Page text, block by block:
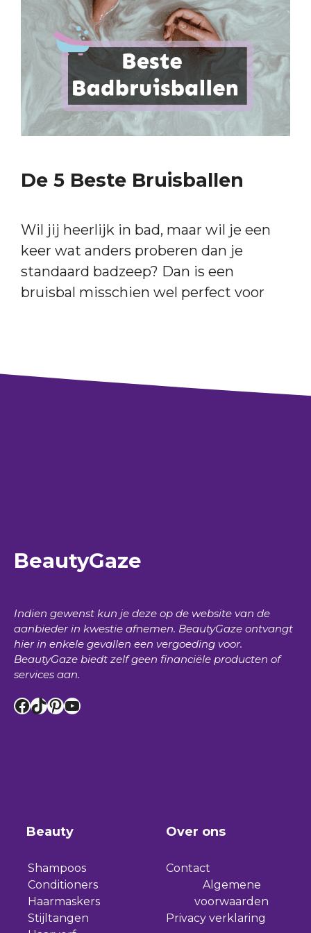
De 5 Beste Bruisballen
Wil jij heerlijk in bad, maar wil je een
keer wat anders proberen dan je
standaard badzeep? Dan is een
bruisbal misschien wel perfect voor
BeautyGaze
Indien gewenst kun je deze op de website van de
aanbieder in kwestie afnemen. BeautyGaze ontvangt
hier in enkele gevallen een vergoeding voor.
BeautyGaze biedt zelf geen financiële producten of
services aan.
Facebook
TikTok
Pinterest
YouTube
Beauty
Shampoos
Conditioners
Haarmaskers
Stijltangen
Over ons
Contact
Algemene
voorwaarden
Privacy verklaring